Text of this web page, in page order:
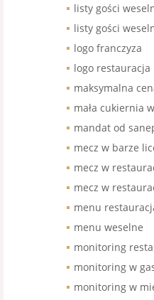
listy gości
listy gości
logo franczyza
logo restauracja
maksymalna
mała cukiernia
mandat od
mecz w barze
mecz w
mecz w
menu
menu weselne
monitoring
monitoring w
monitoring w